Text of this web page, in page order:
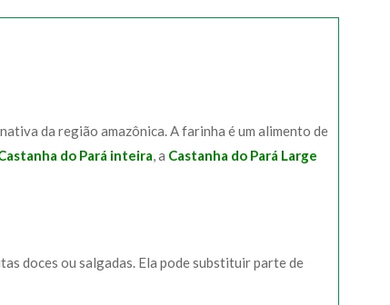
da região amazônica. A farinha é um alimento de
do Pará inteira, a Castanha do Pará Large
doces ou salgadas. Ela pode substituir parte de